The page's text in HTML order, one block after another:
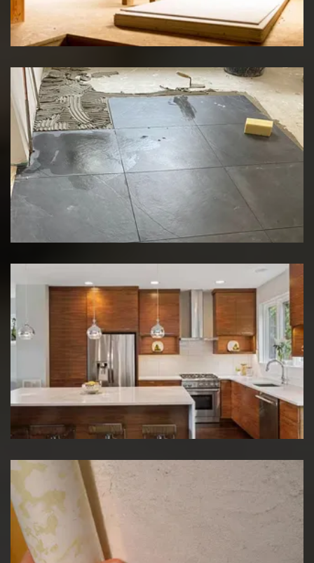
Travaux d'isolation
Rénovation de sol
Rénovation de cuisine